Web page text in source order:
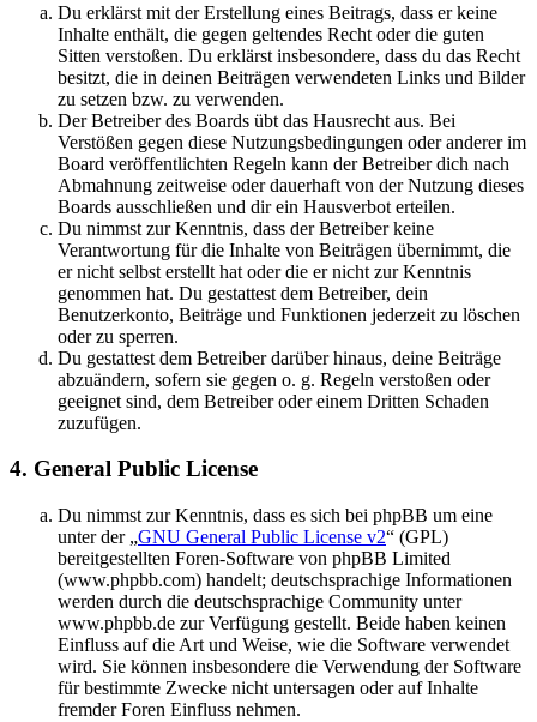
Du erklärst mit der Erstellung eines Beitrags, dass er keine
Inhalte enthält, die gegen geltendes Recht oder die guten
Sitten verstoßen. Du erklärst insbesondere, dass du das Recht
besitzt, die in deinen Beiträgen verwendeten Links und Bilder
zu setzen bzw. zu verwenden.
Der Betreiber des Boards übt das Hausrecht aus. Bei
Verstößen gegen diese Nutzungsbedingungen oder anderer im
Board veröffentlichten Regeln kann der Betreiber dich nach
Abmahnung zeitweise oder dauerhaft von der Nutzung dieses
Boards ausschließen und dir ein Hausverbot erteilen.
Du nimmst zur Kenntnis, dass der Betreiber keine
Verantwortung für die Inhalte von Beiträgen übernimmt, die
er nicht selbst erstellt hat oder die er nicht zur Kenntnis
genommen hat. Du gestattest dem Betreiber, dein
Benutzerkonto, Beiträge und Funktionen jederzeit zu löschen
oder zu sperren.
Du gestattest dem Betreiber darüber hinaus, deine Beiträge
abzuändern, sofern sie gegen o. g. Regeln verstoßen oder
geeignet sind, dem Betreiber oder einem Dritten Schaden
zuzufügen.
4. General Public License
Du nimmst zur Kenntnis, dass es sich bei phpBB um eine
unter der „GNU General Public License v2“ (GPL)
bereitgestellten Foren-Software von phpBB Limited
(www.phpbb.com) handelt; deutschsprachige Informationen
werden durch die deutschsprachige Community unter
www.phpbb.de zur Verfügung gestellt. Beide haben keinen
Einfluss auf die Art und Weise, wie die Software verwendet
wird. Sie können insbesondere die Verwendung der Software
für bestimmte Zwecke nicht untersagen oder auf Inhalte
fremder Foren Einfluss nehmen.